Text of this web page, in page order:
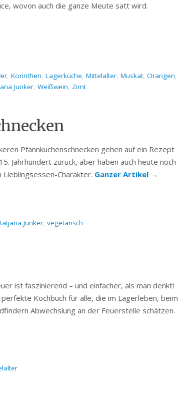
wovon auch die ganze Meute satt wird.
, Korinthen, Lagerküche, Mittelalter, Muskat, Orangen,
Junker, Weißwein, Zimt
Pfannkuchenschnecken gehen auf ein Rezept
Jahrhundert zurück, aber haben auch heute noch
Lieblingsessen-Charakter. Ganzer Artikel →
Junker, vegetarisch
ist faszinierend – und einfacher, als man denkt!
Kochbuch für alle, die im Lagerleben, beim
Abwechslung an der Feuerstelle schätzen.